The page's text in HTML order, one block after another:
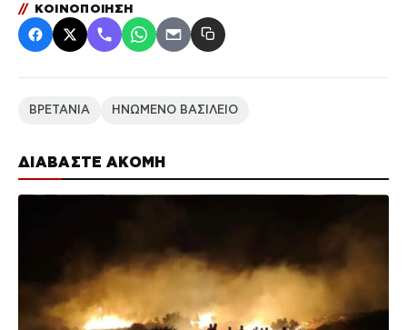
ΔΙΑΒΑΣΤΕ ΑΚΟΜΗ
// ΚΟΙΝΟΠΟΙΗΣΗ
ΒΡΕΤΑΝΙΑ ΗΝΩΜΕΝΟ ΒΑΣΙΛΕΙΟ